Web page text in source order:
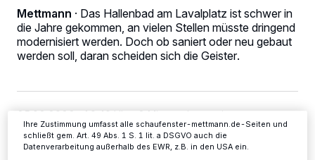
Mettmann · Das Hallenbad am Lavalplatz ist schwer in
die Jahre gekommen, an vielen Stellen müsste dringend
modernisiert werden. Doch ob saniert oder neu gebaut
werden soll, daran scheiden sich die Geister.
25.02.2022 , 10:40 Uhr 2 Minuten Lesezeit
Tracking-Technologien für die unter „Wir und unsere Partner
verarbeiten Daten, um Ihnen Dienste bereitzustellen“ aufgeführten
Zwecke. Wenn Tracker deaktiviert sind, sind manche Inhalte und
Anzeigen möglicherweise nicht mehr so relevant für Sie. Sie können
dieses Menü jederzeit wieder aufrufen, um Ihre Einstellungen zu
Ihre Zustimmung umfasst alle schaufenster-mettmann.de-Seiten und
schließt gem. Art. 49 Abs. 1 S. 1 lit. a DSGVO auch die
Datenverarbeitung außerhalb des EWR, z.B. in den USA ein.